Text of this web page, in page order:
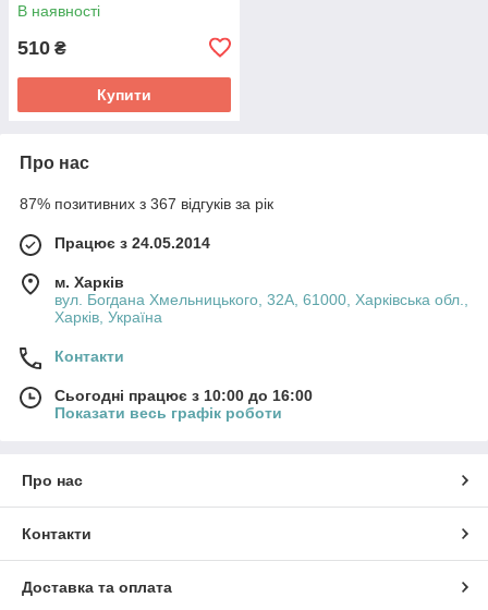
В наявності
510 ₴
Купити
Про нас
87% позитивних з 367 відгуків за рік
Працює з 24.05.2014
м. Харків
вул. Богдана Хмельницького, 32А, 61000, Харківська обл.,
Харків, Україна
Контакти
Сьогодні працює з 10:00 до 16:00
Показати весь графік роботи
Про нас
Контакти
Доставка та оплата